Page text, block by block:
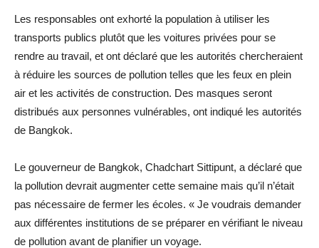
Les responsables ont exhorté la population à utiliser les
transports publics plutôt que les voitures privées pour se
rendre au travail, et ont déclaré que les autorités chercheraient
à réduire les sources de pollution telles que les feux en plein
air et les activités de construction. Des masques seront
distribués aux personnes vulnérables, ont indiqué les autorités
de Bangkok.
Le gouverneur de Bangkok, Chadchart Sittipunt, a déclaré que
la pollution devrait augmenter cette semaine mais qu’il n’était
pas nécessaire de fermer les écoles. « Je voudrais demander
aux différentes institutions de se préparer en vérifiant le niveau
de pollution avant de planifier un voyage.